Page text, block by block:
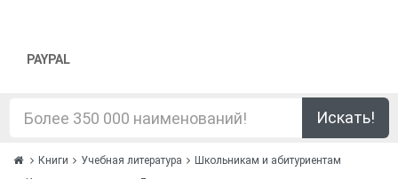
PAYPAL
Искать!
Книги Учебная литература
Школьникам и абитуриентам